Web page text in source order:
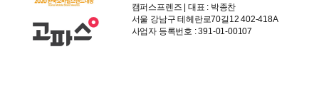
캠퍼스프렌즈 | 대표 : 박종찬
서울 강남구 테헤란로70길12 402-418A
사업자 등록번호 : 391-01-00107